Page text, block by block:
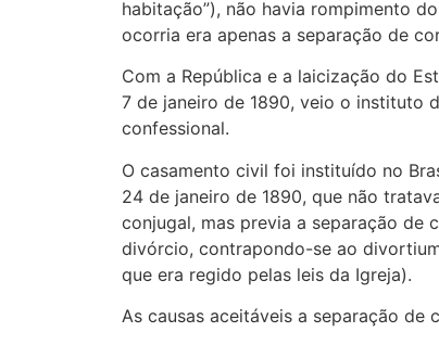
habitação”), não havia rompimento
ocorria era apenas a separação de
Com a República e a laicização do
7 de janeiro de 1890, veio o instituto
confessional.
O casamento civil foi instituído no
24 de janeiro de 1890, que não
conjugal, mas previa a separação de
divórcio, contrapondo-se ao
que era regido pelas leis da Igreja).
As causas aceitáveis a separação de